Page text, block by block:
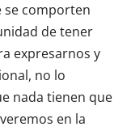
se comporten
de tener
expresarnos y
no lo
nada tienen que
en la